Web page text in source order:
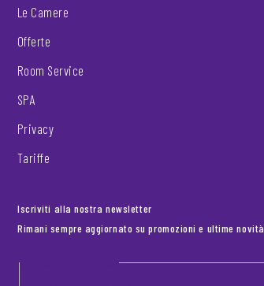
Le Camere
Offerte
Room Service
SPA
Privacy
Tariffe
Iscriviti alla nostra newsletter
Rimani sempre aggiornato su promozioni e ultime novità
Footer newsletter